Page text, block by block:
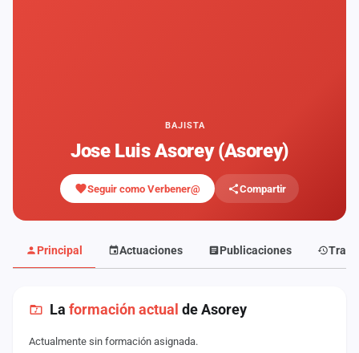
BAJISTA
Jose Luis Asorey (Asorey)
Seguir como Verbener@ Compartir
Principal Actuaciones Publicaciones
La formación actual de Asorey
Actualmente sin formación asignada.
Rankings
Anuncios
Iniciar